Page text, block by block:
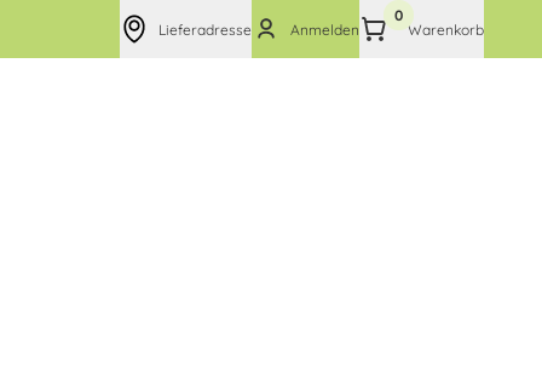
Lieferadresse Anmelden
0
Warenkorb